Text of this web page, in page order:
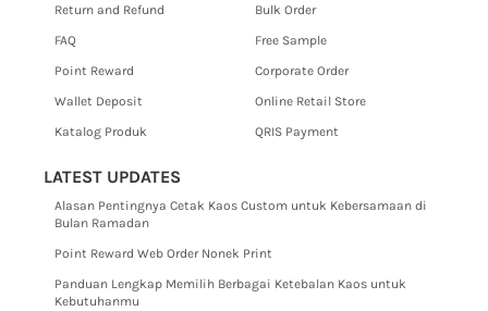
LATEST UPDATES
Return and Refund
FAQ
Point Reward
Wallet Deposit
Katalog Produk
Bulk Order
Free Sample
Corporate Order
Online Retail Store
QRIS Payment
Alasan Pentingnya Cetak Kaos Custom untuk Kebersamaan di
Bulan Ramadan
Point Reward Web Order Nonek Print
Panduan Lengkap Memilih Berbagai Ketebalan Kaos untuk
Kebutuhanmu